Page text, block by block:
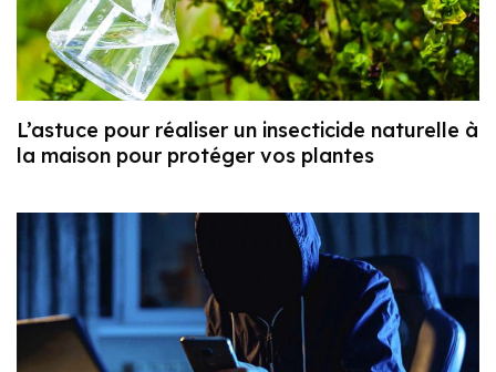
L’astuce pour réaliser un insecticide naturelle à
la maison pour protéger vos plantes